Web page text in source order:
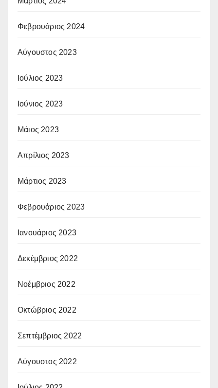
Φεβρουάριος 2024
Αύγουστος 2023
Ιούλιος 2023
Ιούνιος 2023
Μάιος 2023
Απρίλιος 2023
Μάρτιος 2023
Φεβρουάριος 2023
Ιανουάριος 2023
Δεκέμβριος 2022
Νοέμβριος 2022
Οκτώβριος 2022
Σεπτέμβριος 2022
Αύγουστος 2022